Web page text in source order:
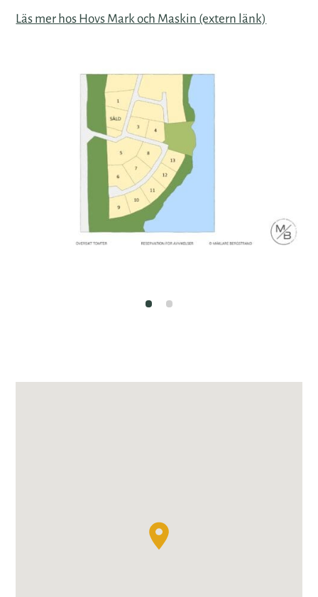
Läs mer hos Hovs Mark och Maskin (extern länk)